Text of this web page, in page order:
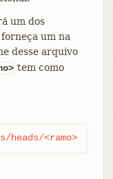
um dos
um na
desse arquivo
tem como
heads/<ramo>